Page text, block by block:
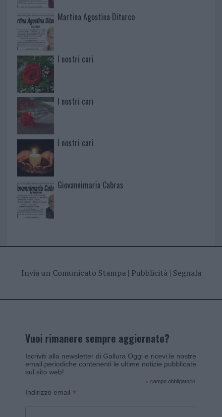
Martina Agostina Diturco
I nostri cari
I nostri cari
I nostri cari
Giovannimaria Cabras
Invia un Comunicato Stampa| Pubblicità| Segnala
Vuoi rimanere sempre aggiornato?
Iscriviti alla newsletter di Gallura Oggi e ricevi le nostre
email periodiche contenenti le ultime notizie pubblicate
sul sito web!
* campo obbligatorio
Indirizzo email *